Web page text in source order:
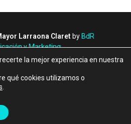
Larraona Claretby BdR
y Marketing
de Privacidad
de denuncias
Larraona
la mejor experiencia en nuestra
qué cookies utilizamos o